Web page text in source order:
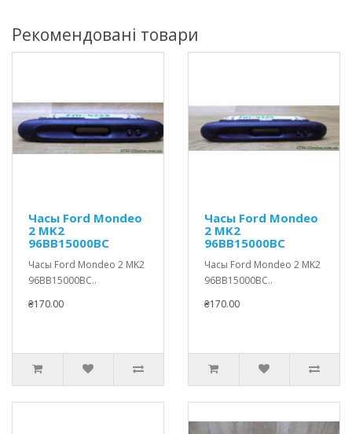
Рекомендовані товари
Часы Ford Mondeo
2 MK2
96BB15000BC
Часы Ford Mondeo 2 MK2
96BB15000BC..
₴170.00
Часы Ford Mondeo
2 MK2
96BB15000BC
Часы Ford Mondeo 2 MK2
96BB15000BC..
₴170.00